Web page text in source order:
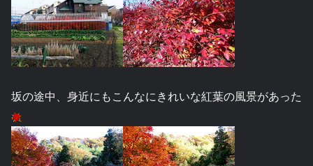
坂の途中、身近にもこんなにきれいな紅葉の風景があった